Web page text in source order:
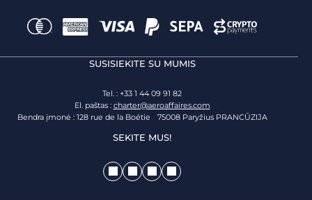
SUSISIEKITE SU MUMIS
Tel. : +33 1 44 09 91 82
El. paštas : charter@aeroaffaires.com
Bendra įmonė : 128 rue de la Boétie 75008 Paryžius PRANCŪZIJA
SEKITE MUS!